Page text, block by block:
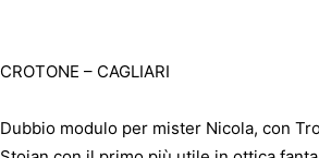
CROTONE – CAGLIARI
Dubbio modulo per mister Nicola, con